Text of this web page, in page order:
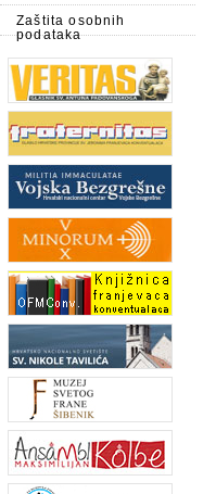
Zaštita osobnih
podataka